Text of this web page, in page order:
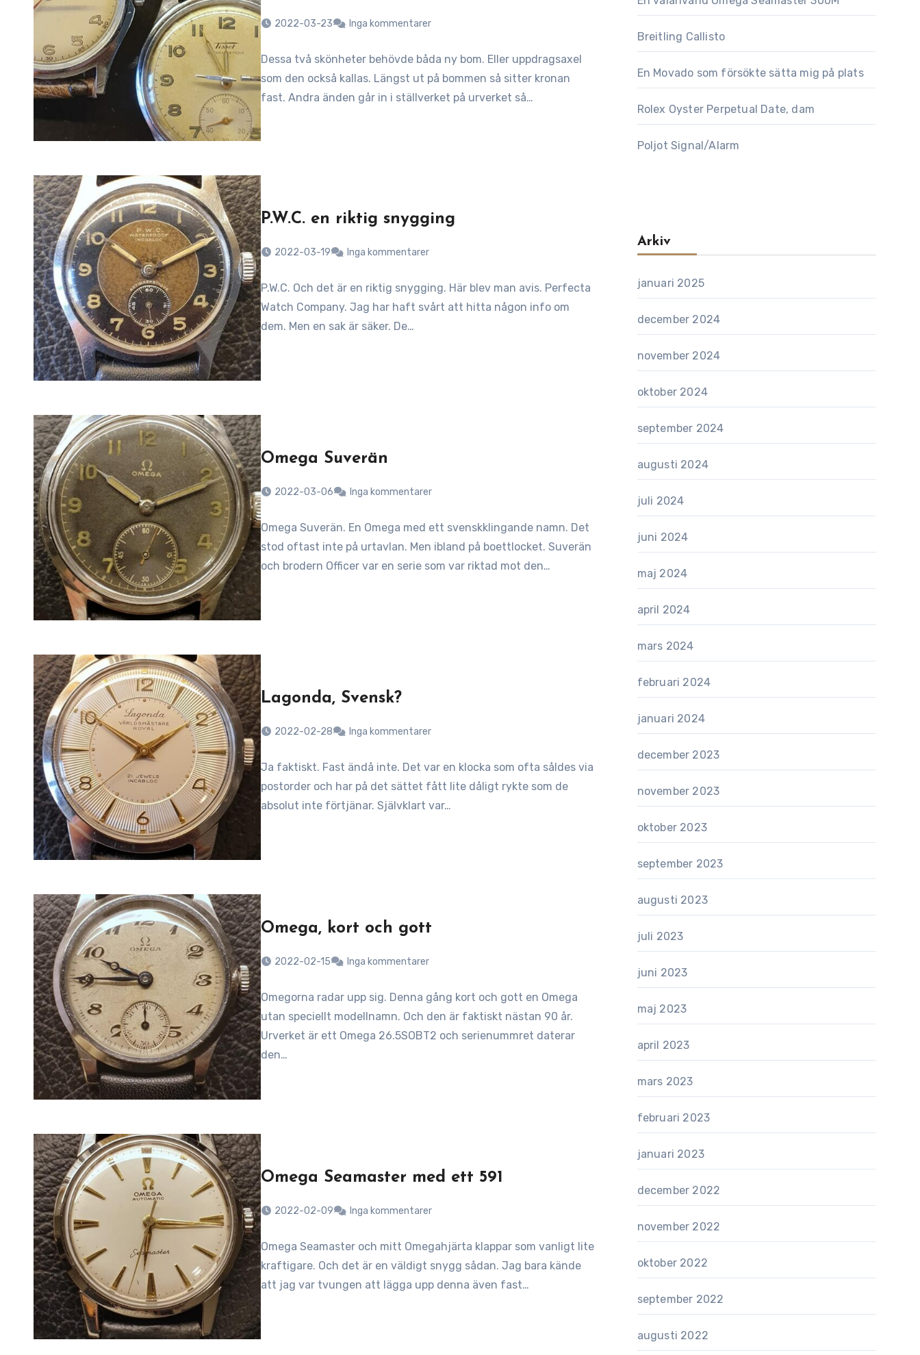
2022-03-23 Inga kommentarer
Dessa två skönheter behövde båda ny bom. Eller uppdragsaxel
som den också kallas. Längst ut på bommen så sitter kronan
fast. Andra änden går in i ställverket på urverket så…
P.W.C. en riktig snygging
2022-03-19 Inga kommentarer
P.W.C. Och det är en riktig snygging. Här blev man avis. Perfecta
Watch Company. Jag har haft svårt att hitta någon info om
dem. Men en sak är säker. De…
Omega Suverän
2022-03-06 Inga kommentarer
Omega Suverän. En Omega med ett svenskklingande namn. Det
stod oftast inte på urtavlan. Men ibland på boettlocket. Suverän
och brodern Officer var en serie som var riktad mot den…
Lagonda, Svensk?
2022-02-28 Inga kommentarer
Ja faktiskt. Fast ändå inte. Det var en klocka som ofta såldes via
postorder och har på det sättet fått lite dåligt rykte som de
absolut inte förtjänar. Självklart var…
Omega, kort och gott
2022-02-15 Inga kommentarer
Omegorna radar upp sig. Denna gång kort och gott en Omega
utan speciellt modellnamn. Och den är faktiskt nästan 90 år.
Urverket är ett Omega 26.5SOBT2 och serienummret daterar
den…
Omega Seamaster med ett 591
2022-02-09 Inga kommentarer
Omega Seamaster och mitt Omegahjärta klappar som vanligt lite
kraftigare. Och det är en väldigt snygg sådan. Jag bara kände
att jag var tvungen att lägga upp denna även fast…
Breitling Callisto
En Movado som försökte sätta mig på plats
Rolex Oyster Perpetual Date, dam
Poljot Signal/Alarm
Arkiv
januari 2025
december 2024
november 2024
oktober 2024
september 2024
augusti 2024
juli 2024
juni 2024
maj 2024
april 2024
mars 2024
februari 2024
januari 2024
december 2023
november 2023
oktober 2023
september 2023
augusti 2023
juli 2023
juni 2023
maj 2023
april 2023
mars 2023
februari 2023
januari 2023
december 2022
november 2022
oktober 2022
september 2022
augusti 2022